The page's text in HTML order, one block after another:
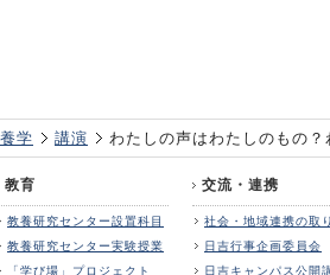
学 講演 わたしの声はわたしのもの
教育
教養研究センター設置科目
教養研究センター実験授業
「学び場」プロジェクト
交流・連携
社会・地域連携の取
日吉行事企画委員会
日吉キャンパス公開